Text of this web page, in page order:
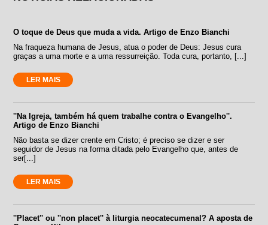
O toque de Deus que muda a vida. Artigo de Enzo Bianchi
Na fraqueza humana de Jesus, atua o poder de Deus: Jesus cura
graças a uma morte e a uma ressurreição. Toda cura, portanto, [...]
LER MAIS
''Na Igreja, também há quem trabalhe contra o Evangelho''.
Artigo de Enzo Bianchi
Não basta se dizer crente em Cristo; é preciso se dizer e ser
seguidor de Jesus na forma ditada pelo Evangelho que, antes de
ser[...]
LER MAIS
''Placet'' ou ''non placet'' à liturgia neocatecumenal? A aposta de